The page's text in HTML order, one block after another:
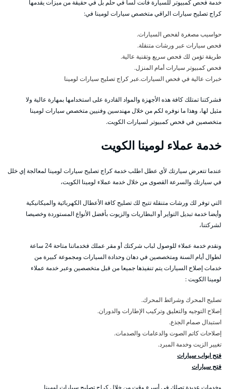
خدمة فحص كمبيوتر للسيارة فأنت لسا في حلم بل في حقيقة من ميزات يقدمها
كراج تصليح سيارات الراقي متخصص سيارات لومينا في:
حواسيب مصغرة لفحص السيارات.
فحص سيارات عبر ورشات متنقلة.
طريقة تؤمن لك فحص سريع وتقنية عالية.
فحص كمبيوتر سيارات أمام المنزل.
خبرات عالية في فحص السيارات.عبر كراج تصليح سيارات لومينا
فشركتنا تمتلك كافة هذه الأجهزة والمواد القادرة على استخدامها بمهارة عالية ولا
مثيل لها، وهذا ما نوفره لكم من خلال مهندسين وفنيين متخصص سيارات لومينا
متخصصين في فحص كمبيوتر لسيارات الكويت.
خدمة عملاء لومينا الكويت
عندما تتعرض سيارتك لأي عطل اطلب خدمة كراج تصليح سيارات لومينا لمعالجة إي خلل
في سيارتك والسرعة القصوى من خلال خدمة عملاء لومينا الكويت،
التي توفر لك ورشات متنقلة تتيح لك تصليح كافة الأعطال الكهربائية والميكانيكية
وأيضا خدمة تبديل التواير أو البطاريات والزيوت بأفضل الأنواع المستوردة وخصيصا
لشركتنا،
ونقدم خدمة عملاء للوصول لباب شركتك أو مقر عملك فخدماتنا متاحة 24 ساعة
لطوال أيام السنة ومتخصصين في دهان وحدادة السيارات ومجموعة كبيرة من
خدمات إصلاح السيارات يتم تنفيذها جميعا من قبل متخصصين وعبر خدمة عملاء
لومينا الكويت :
تصليح المحرك وشرائط المحرك.
إصلاح التوجيه والتعليق وتركيب الإطارات والدوران.
استبدال صمام الجذع.
إصلاحات كاتم الصوت والدعامات والصدمات.
تغيير الزيت وخدمة المبرد.
فتح ابواب سيارات
فتح سيارات